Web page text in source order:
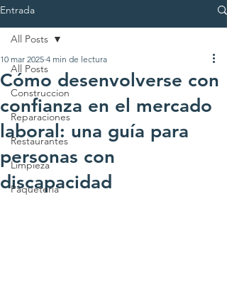
Entrada
All Posts
Construccion
Reparaciones
Restaurantes
Limpieza
Paqueteria
All Posts
Cómo desenvolverse con
confianza en el mercado
laboral: una guía para
personas con
discapacidad
10 mar 2025 4 min de lectura